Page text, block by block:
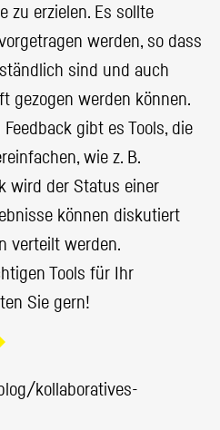
zu erzielen. Es sollte
werden, so dass
sind und auch
gezogen werden können.
gibt es Tools, die
wie z. B.
wird der Status einer
können diskutiert
verteilt werden.
Tools für Ihr
Sie gern!
kollaboratives-